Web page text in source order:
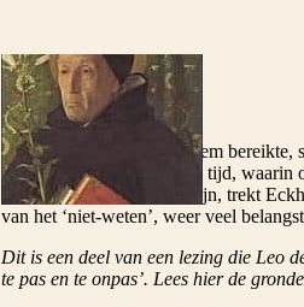
Voordat de veroordeling hem bereikte,
niet vergeten. Juist in onze tijd, waarin
godsdienst en zingeving zijn, trekt
van het ‘niet-weten’, weer veel
Dit is een deel van een lezing die Leo
te pas en te onpas’. Lees hier de